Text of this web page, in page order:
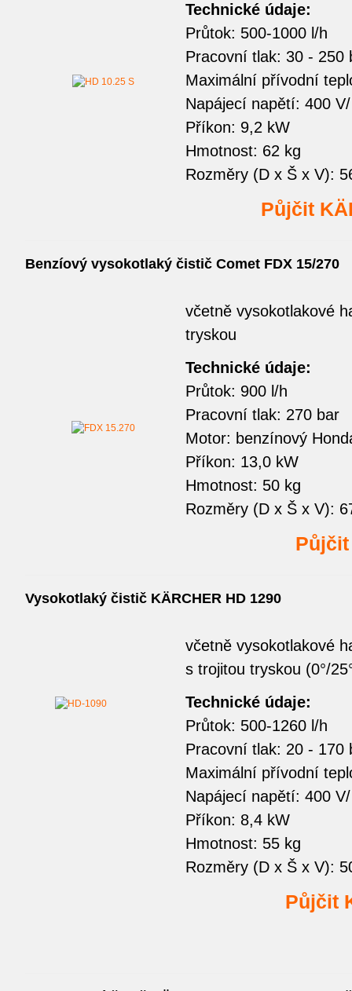
Technické údaje:
Průtok: 500-1000 l/h
Pracovní tlak: 30 - 250
Maximální přívodní
Napájecí napětí: 400
Příkon: 9,2 kW
Hmotnost: 62 kg
Rozměry (D x Š x V):
Půjčit
Benzíový vysokotlaký čistič Comet FDX 15/270
včetně vysokotlakové
tryskou
Technické údaje:
Průtok: 900 l/h
Pracovní tlak: 270 bar
Motor: benzínový
Příkon: 13,0 kW
Hmotnost: 50 kg
Rozměry (D x Š x V):
Půjčit
Vysokotlaký čistič KÄRCHER HD 1290
včetně vysokotlakové
s trojitou tryskou (0°/
Technické údaje:
Průtok: 500-1260 l/h
Pracovní tlak: 20 - 170
Maximální přívodní
Napájecí napětí: 400
Příkon: 8,4 kW
Hmotnost: 55 kg
Rozměry (D x Š x V):
Půjčit